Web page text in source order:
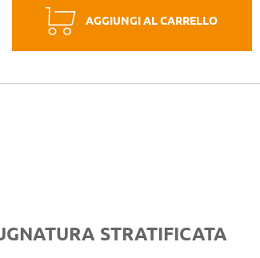
AGGIUNGI AL CARRELLO
STRATIFICATA